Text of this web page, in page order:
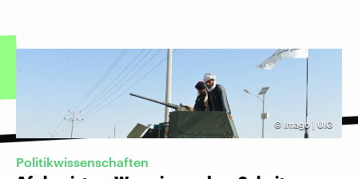
© Imago | UIG
Politikwissenschaften